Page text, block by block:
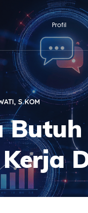
Profil
S.KOM